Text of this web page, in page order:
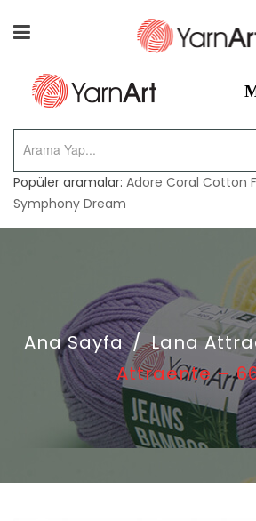
Popüler aramalar: Adore Coral Cotton
Symphony Dream
Ana Sayfa / Lana
Attraente –